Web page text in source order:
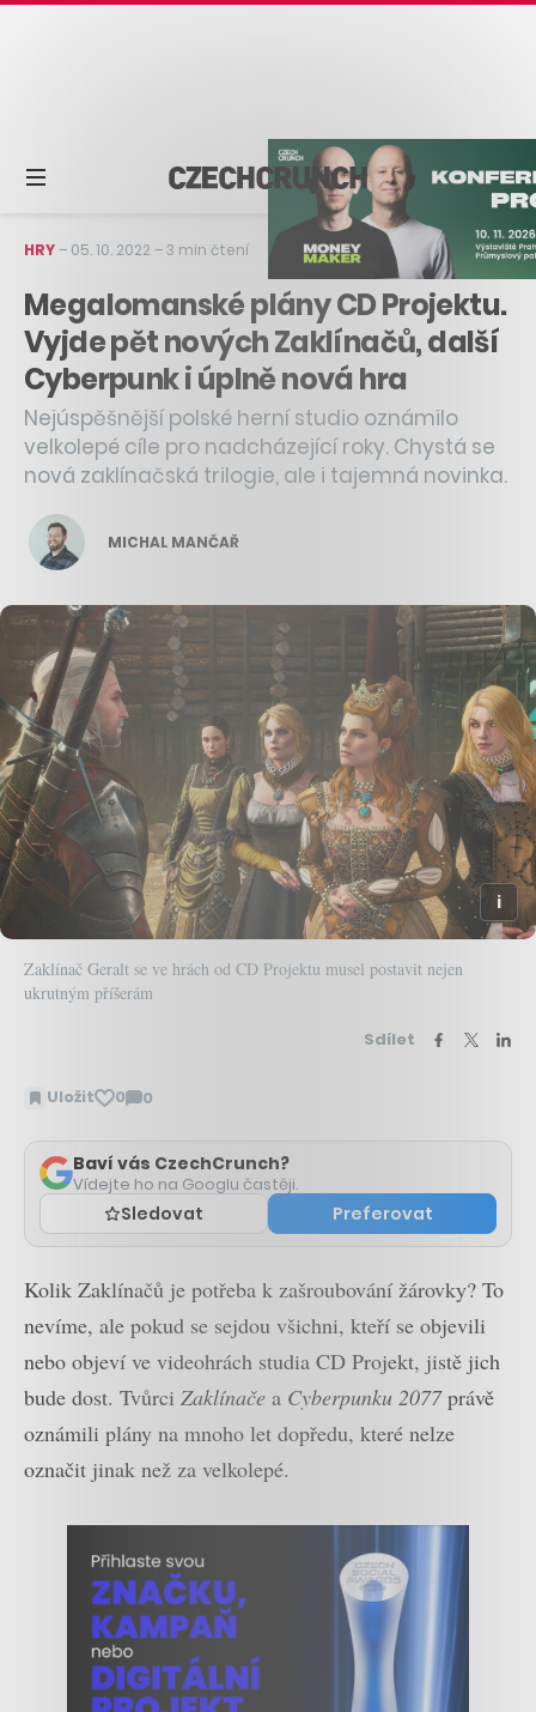
HRY– 05. 10. 2022 –3 min čtení
Megalomanské plány CD Projektu.
Vyjde pět nových Zaklínačů, další
Cyberpunk i úplně nová hra
Nejúspěšnější polské herní studio oznámilo
velkolepé cíle pro nadcházející roky. Chystá se
nová zaklínačská trilogie, ale i tajemná novinka.
MICHAL MANČAŘ
Zaklínač Geralt se ve hrách od CD Projektu musel postavit nejen
ukrutným příšerám
Sdílet
Uložit 0 0
Zobrazit
Baví vás CzechCrunch?
Vídejte ho na Googlu častěji.
Sledovat Preferovat
Kolik Zaklínačů je potřeba k zašroubování žárovky? To
nevíme, ale pokud se sejdou všichni, kteří se objevili
nebo objeví ve videohrách studia CD Projekt, jistě jich
bude dost. Tvůrci Zaklínače a Cyberpunku 2077právě
oznámili plány na mnoho let dopředu, které nelze
označit jinak než za velkolepé.